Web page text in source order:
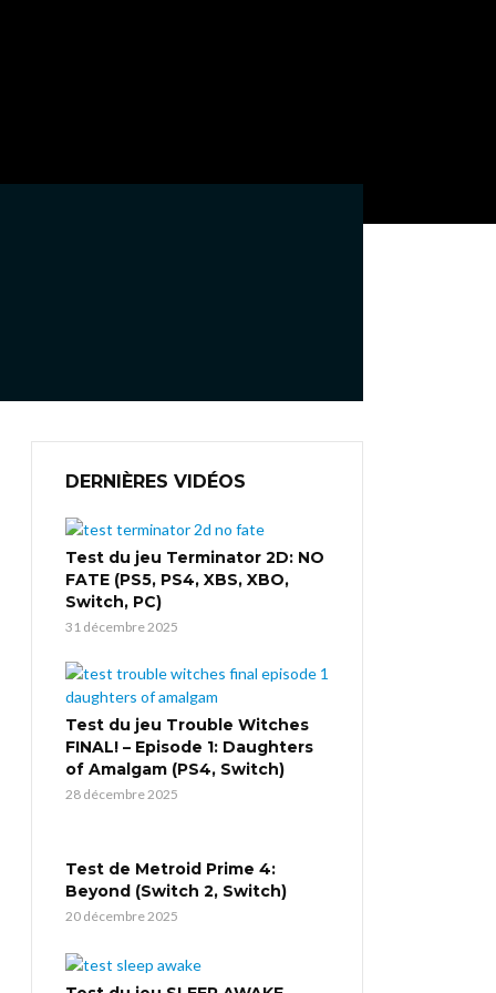
DERNIÈRES VIDÉOS
Test du jeu Terminator 2D: NO
FATE (PS5, PS4, XBS, XBO,
Switch, PC)
31 décembre 2025
Test du jeu Trouble Witches
FINAL! – Episode 1: Daughters
of Amalgam (PS4, Switch)
28 décembre 2025
Test de Metroid Prime 4:
Beyond (Switch 2, Switch)
20 décembre 2025